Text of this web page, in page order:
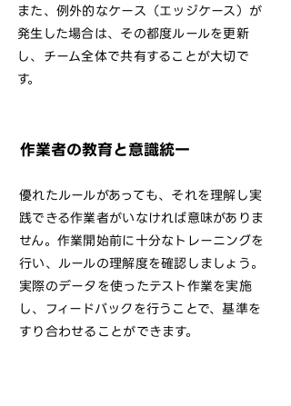
また、例外的なケース（エッジケース）が
発生した場合は、その都度ルールを更新
し、チーム全体で共有することが大切で
す。
作業者の教育と意識統一
優れたルールがあっても、それを理解し実
践できる作業者がいなければ意味がありま
せん。作業開始前に十分なトレーニングを
行い、ルールの理解度を確認しましょう。
実際のデータを使ったテスト作業を実施
し、フィードバックを行うことで、基準を
すり合わせることができます。